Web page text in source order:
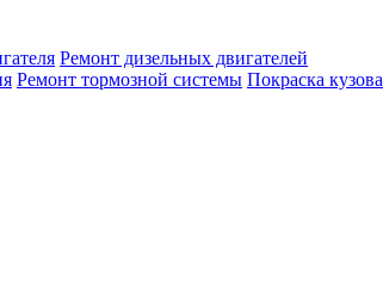
Ремонт дизельных двигателей
Ремонт тормозной системы Покраска кузова